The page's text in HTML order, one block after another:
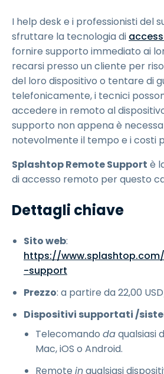
I help desk e i professionisti del
sfruttare la tecnologia di
fornire supporto immediato ai
recarsi presso un cliente per
del loro dispositivo o tentare di
telefonicamente, i tecnici
accedere in remoto al
supporto non appena è
notevolmente il tempo e i costi
Splashtop Remote Support è
di accesso remoto per questo
Dettagli chiave
Sito web:
https://
-support
Prezzo: a partire da22,00 USD
Dispositivi supportati /
Telecomando daqualsiasi
Mac, iOS o Android.
Remote inqualsiasi